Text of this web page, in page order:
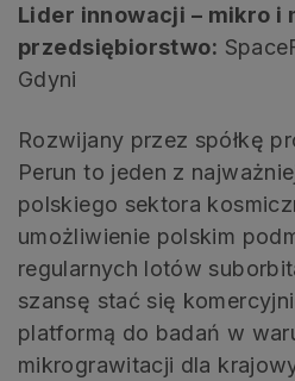
Lider innowacji – mikro i
przedsiębiorstwo:
Gdyni
Rozwijany przez spółkę
Perun to jeden z
polskiego sektora
umożliwienie polskim
regularnych lotów
szansę stać się
platformą do badań w
mikrograwitacji dla